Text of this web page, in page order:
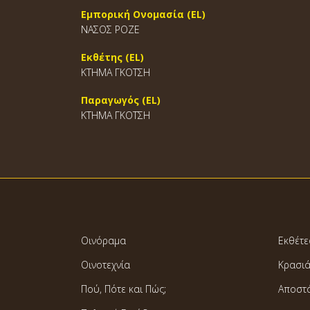
Εμπορική Ονομασία (EL)
ΝΑΣΟΣ ΡΟΖΕ
Εκθέτης (EL)
ΚΤΗΜΑ ΓΚΟΤΣΗ
Παραγωγός (EL)
ΚΤΗΜΑ ΓΚΟΤΣΗ
Οινόραμα
Οινοτεχνία
Πού, Πότε και Πώς;
Κρασιά